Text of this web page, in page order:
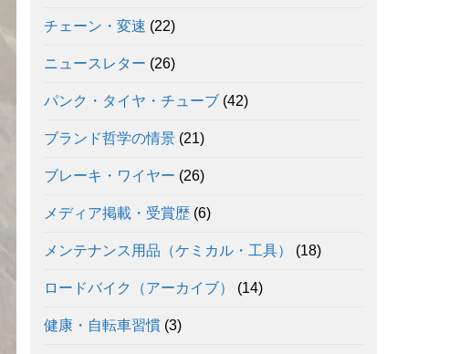
チェーン・変速 (22)
ニュースレター (26)
パンク・タイヤ・チューブ (42)
ブランド哲学の情景 (21)
ブレーキ・ワイヤー (26)
メディア掲載・受賞歴 (6)
メンテナンス用品（ケミカル・工具） (18)
ロードバイク（アーカイブ） (14)
健康・自転車習慣 (3)